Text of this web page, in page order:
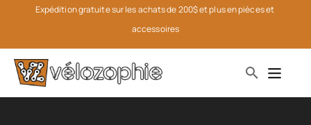
Expédition gratuite sur les achats de 200$ et plus en pièces et
accessoires